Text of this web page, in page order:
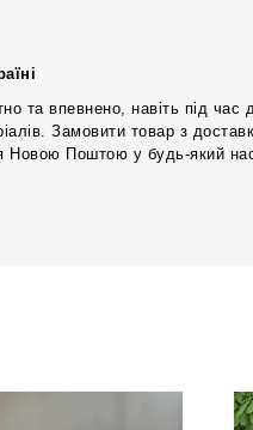
та впевнено, навіть під час
Замовити товар з
Новою Поштою у будь-який